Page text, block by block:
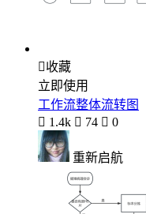
收藏
立即使用
工作流整体流转图
 1.4k  74  0
重新启航